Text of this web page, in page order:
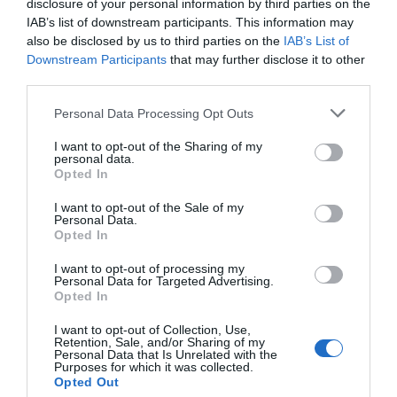
disclosure of your personal information by third parties on the
IAB’s list of downstream participants. This information may
also be disclosed by us to third parties on the IAB’s List of
Downstream Participants that may further disclose it to other
Personal Data Processing Opt Outs
I want to opt-out of the Sharing of my
personal data.
Opted In
I want to opt-out of the Sale of my
Personal Data.
Opted In
I want to opt-out of processing my
Personal Data for Targeted Advertising.
Opted In
I want to opt-out of Collection, Use,
Retention, Sale, and/or Sharing of my
Personal Data that Is Unrelated with the
Purposes for which it was collected.
Opted Out
Mercadona
canales de acción
social
Mercadona
presencia en el
1.623
Mercadona
d'Aliments